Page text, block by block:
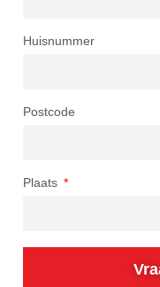
Huisnummer
Postcode
Plaats